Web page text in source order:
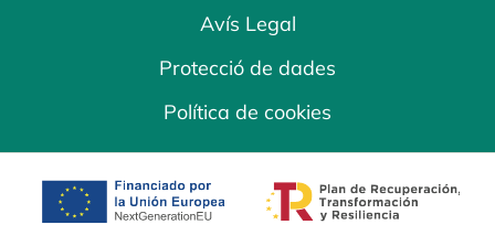
Avís Legal
Protecció de dades
Política de cookies
opens in a new tab opens in a new